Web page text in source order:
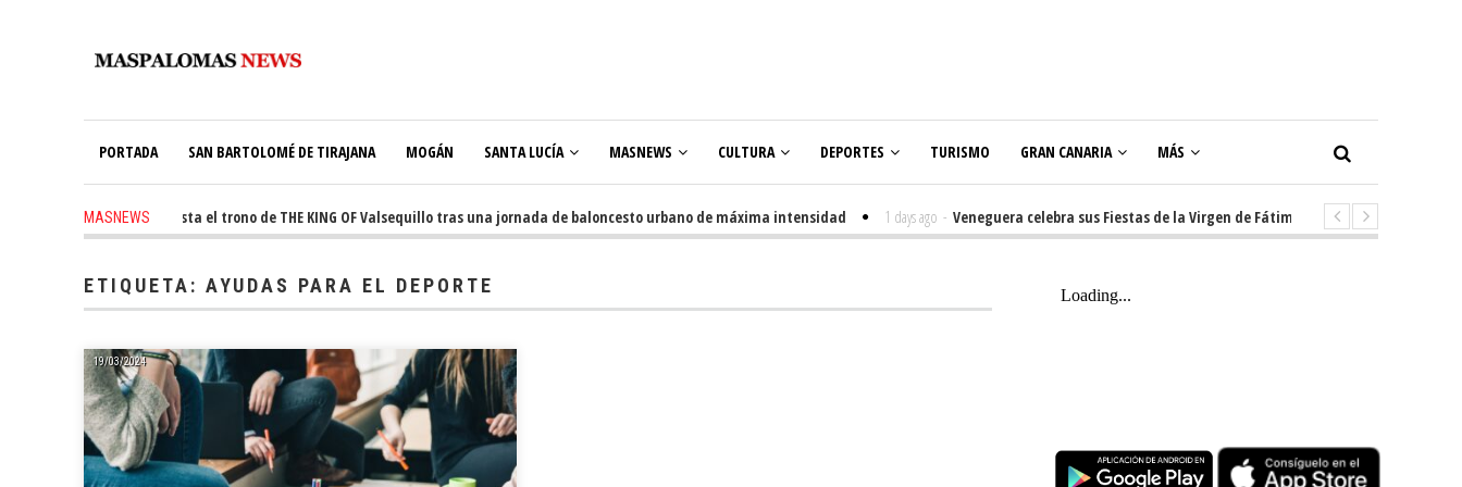
PORTADA SAN BARTOLOMÉ DE TIRAJANA MOGÁN SANTA LUCÍA MASNEWS CULTURA DEPORTES TURISMO GRAN CANARIA MÁS
MASNEWS
Ale Martín conquista el trono de THE KING OF Valsequillo tras una jornada de baloncesto urbano de máxima intensidad 1 days ago - Veneguera celebra sus Fiestas de la Virgen de Fátima con diez días de tradición,
ETIQUETA: AYUDAS PARA EL DEPORTE
19/03/2024